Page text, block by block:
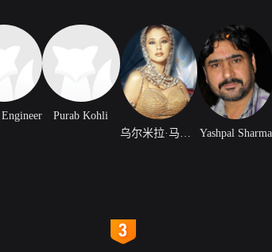
Engineer
Purab Kohli
Yashpal Sharma